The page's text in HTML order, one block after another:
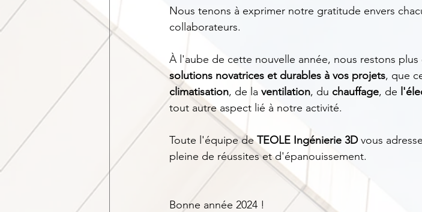
Nous tenons à exprimer notre gratitude envers
collaborateurs.
À l'aube de cette nouvelle année, nous restons
solutions novatrices et durables à vos projets, que
climatisation, de la ventilation, du chauffage, de
tout autre aspect lié à notre activité.
Toute l'équipe de TEOLE Ingénierie 3D vous
pleine de réussites et d'épanouissement.
Bonne année 2024 !